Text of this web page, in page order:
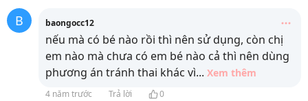
B baongocc12
nếu mà có bé nào rồi thì nên sử dụng, còn chị
em nào mà chưa có em bé nào cả thì nên dùng
phương án tránh thai khác vì... Xem thêm
4 năm trước Trả lời 0